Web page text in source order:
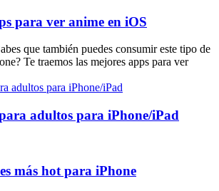
para ver anime en iOS
que también puedes consumir este tipo de
Te traemos las mejores apps para ver
adultos para iPhone/iPad
más hot para iPhone